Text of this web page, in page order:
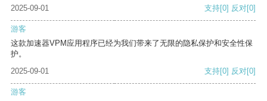
2025-09-01 支持[0] 反对[0]
游客
这款加速器VPM应用程序已经为我们带来了无限的隐私保护和安全性保
护。
2025-09-01
支持[0] 反对[0]
游客